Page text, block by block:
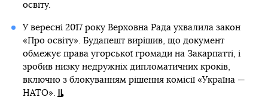
освіту.
У вересні 2017 року Верховна Рада ухвалила закон
«Про освіту». Будапешт вирішив, що документ
обмежує права угорської громади на Закарпатті, і
зробив низку недружніх дипломатичних кроків,
включно з блокуванням рішення комісії «Україна —
НАТО».